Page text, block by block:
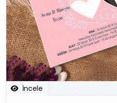
İncele